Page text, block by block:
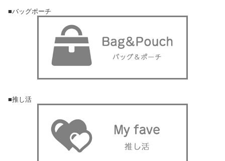
■バッグポーチ
■推し活